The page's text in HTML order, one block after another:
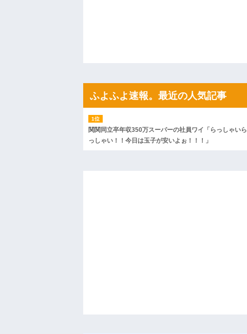
ハードオフに売っていた4万4000円のフィギ
私「ちょっと、人の家の金庫触らないでよ！
たから、開けてみようとしただけ☆』義兄「泥
【ネット騒然】惨殺されたタワマン頂き女子の
【愕然】白のクラウン俺氏、高速道路左車線を
wwwwwwwwwwww
百年の恋12-899 食べた量を張り合ってくる
【悲報】佐藤輝明・・・２軍でも盛大にやら
ふよふよ速報。最近の人気記事
関関同立卒年収350万スーパーの社員ワイ「らっしゃいら
っしゃい！！今日は玉子が安いよぉ！！！」